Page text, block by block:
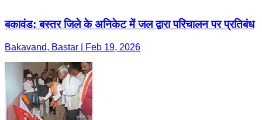
बकावंड: बस्तर जिले के अनिकेट में जल द्वारा परिचालन पर प्रतिबंध
Bakavand, Bastar | Feb 19, 2026